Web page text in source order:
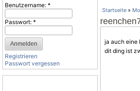
Benutzername: *
Passwort: *
Registrieren
Passwort vergessen
Startseite »
ja auch eine
dit ding ist